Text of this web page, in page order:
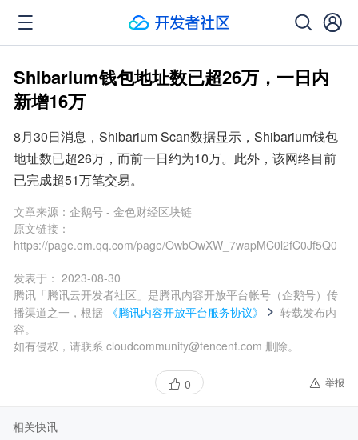
Shibarium钱包地址数已超26万，一日内
新增16万
8月30日消息，Shibarium Scan数据显示，Shibarium钱包
地址数已超26万，而前一日约为10万。此外，该网络目前
已完成超51万笔交易。
文章来源： 企鹅号 - 金色财经区块链
原文链接：
https://page.om.qq.com/page/OwbOwXW_7wapMC0l2fC0Jf5Q0
发表于： 2023-08-30
腾讯「腾讯云开发者社区」是腾讯内容开放平台帐号（企鹅号）传
播渠道之一，根据
《腾讯内容开放平台服务协议》
转载发布内
容。
如有侵权，请联系 cloudcommunity@tencent.com 删除。
0 举报
相关快讯